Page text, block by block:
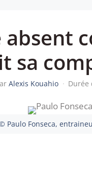
absent
sa
Alexis Kouahio · Durée
Paulo Fonseca,